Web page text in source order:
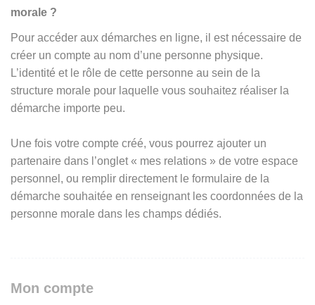
morale ?
Pour accéder aux démarches en ligne, il est nécessaire de
créer un compte au nom d’une personne physique.
L’identité et le rôle de cette personne au sein de la
structure morale pour laquelle vous souhaitez réaliser la
démarche importe peu.
Une fois votre compte créé, vous pourrez ajouter un
partenaire dans l’onglet « mes relations » de votre espace
personnel, ou remplir directement le formulaire de la
démarche souhaitée en renseignant les coordonnées de la
personne morale dans les champs dédiés.
Mon compte